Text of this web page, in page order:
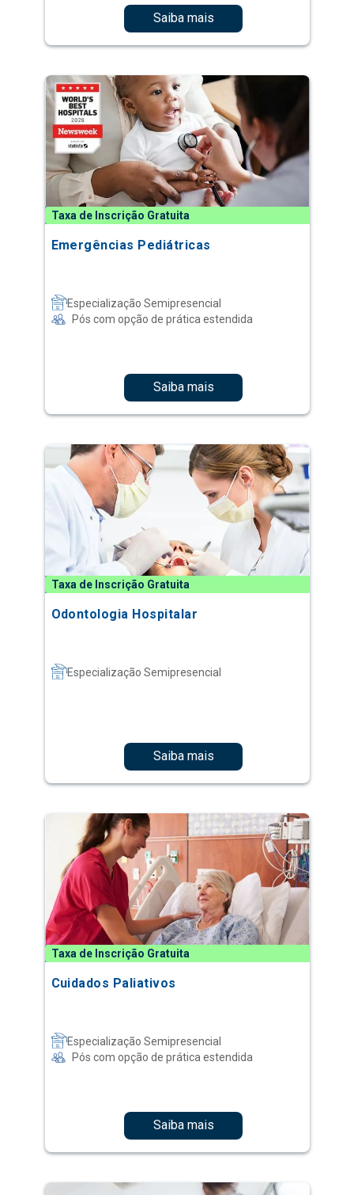
Saiba mais
Taxa de Inscrição Gratuita
Emergências Pediátricas
Especialização Semipresencial
Pós com opção de prática estendida
Saiba mais
Taxa de Inscrição Gratuita
Odontologia Hospitalar
Especialização Semipresencial
Saiba mais
Taxa de Inscrição Gratuita
Cuidados Paliativos
Especialização Semipresencial
Pós com opção de prática estendida
Saiba mais